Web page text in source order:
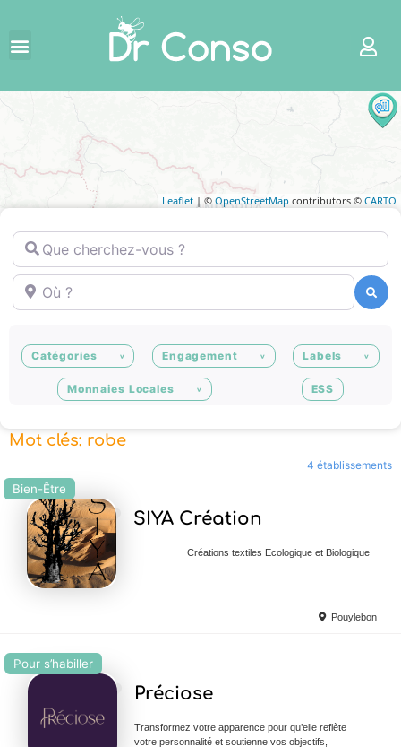
Leaflet | © OpenStreetMap contributors © CARTO
Que cherchez-vous ?
Où ?
Catégories Engagement Labels
Monnaies Locales ESS
Mot clés: robe
4 établissements
Bien-Être
SIYA Création
Créations textiles Ecologique et Biologique
Pouylebon
Pour s’habiller
Préciose
Transformez votre apparence pour qu’elle reflète
votre personnalité et soutienne vos objectifs,